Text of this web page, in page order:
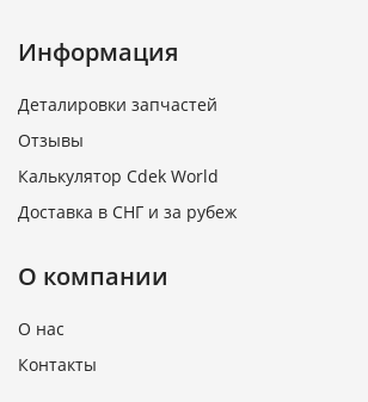
Информация
Деталировки запчастей
Отзывы
Калькулятор Cdek World
Доставка в СНГ и за рубеж
О компании
О нас
Контакты